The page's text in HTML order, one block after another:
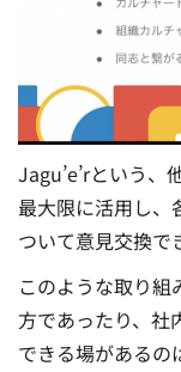
Jagu’e’rという、
最大限に活用し、
ついて意見交換で
このような取り組
方であったり、社
できる場があるの